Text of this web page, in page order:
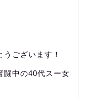
ございます！
闘中の40代スー女